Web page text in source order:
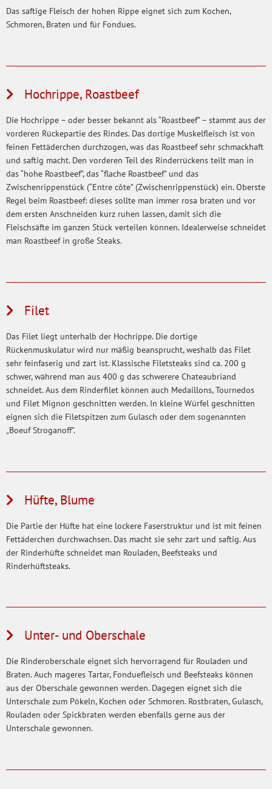
Das saftige Fleisch der hohen Rippe eignet sich zum Kochen,
Schmoren, Braten und für Fondues.
Hochrippe, Roastbeef
Die Hochrippe – oder besser bekannt als “Roastbeef” – stammt aus der
vorderen Rückepartie des Rindes. Das dortige Muskelfleisch ist von
feinen Fettäderchen durchzogen, was das Roastbeef sehr schmackhaft
und saftig macht. Den vorderen Teil des Rinderrückens teilt man in
das “hohe Roastbeef”, das “flache Roastbeef” und das
Zwischenrippenstück (“Entre côte” (Zwischenrippenstück) ein. Oberste
Regel beim Roastbeef: dieses sollte man immer rosa braten und vor
dem ersten Anschneiden kurz ruhen lassen, damit sich die
Fleischsäfte im ganzen Stück verteilen können. Idealerweise schneidet
man Roastbeef in große Steaks.
Filet
Das Filet liegt unterhalb der Hochrippe. Die dortige
Rückenmuskulatur wird nur mäßig beansprucht, weshalb das Filet
sehr feinfaserig und zart ist. Klassische Filetsteaks sind ca. 200 g
schwer, während man aus 400 g das schwerere Chateaubriand
schneidet. Aus dem Rinderfilet können auch Medaillons, Tournedos
und Filet Mignon geschnitten werden. In kleine Würfel geschnitten
eignen sich die Filetspitzen zum Gulasch oder dem sogenannten
„Boeuf Stroganoff”.
Hüfte, Blume
Die Partie der Hüfte hat eine lockere Faserstruktur und ist mit feinen
Fettäderchen durchwachsen. Das macht sie sehr zart und saftig. Aus
der Rinderhüfte schneidet man Rouladen, Beefsteaks und
Rinderhüftsteaks.
Unter- und Oberschale
Die Rinderoberschale eignet sich hervorragend für Rouladen und
Braten. Auch mageres Tartar, Fonduefleisch und Beefsteaks können
aus der Oberschale gewonnen werden. Dagegen eignet sich die
Unterschale zum Pökeln, Kochen oder Schmoren. Rostbraten, Gulasch,
Rouladen oder Spickbraten werden ebenfalls gerne aus der
Unterschale gewonnen.